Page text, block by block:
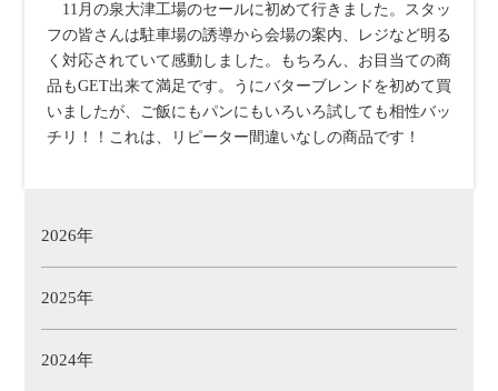
11月の泉大津工場のセールに初めて行きました。スタッ
フの皆さんは駐車場の誘導から会場の案内、レジなど明る
く対応されていて感動しました。もちろん、お目当ての商
品もGET出来て満足です。うにバターブレンドを初めて買
いましたが、ご飯にもパンにもいろいろ試しても相性バッ
チリ！！これは、リピーター間違いなしの商品です！
2026年
2025年
2024年